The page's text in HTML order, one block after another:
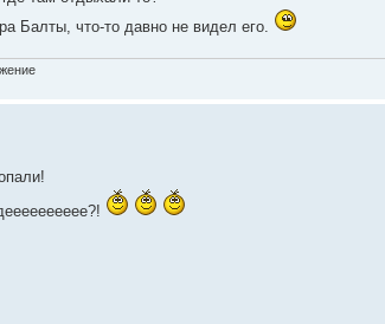
Балты, что-то давно не видел его.